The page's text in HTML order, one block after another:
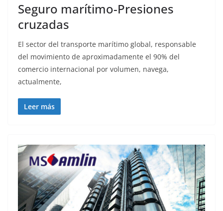
Seguro marítimo-Presiones
cruzadas
El sector del transporte marítimo global, responsable
del movimiento de aproximadamente el 90% del
comercio internacional por volumen, navega,
actualmente,
Leer más